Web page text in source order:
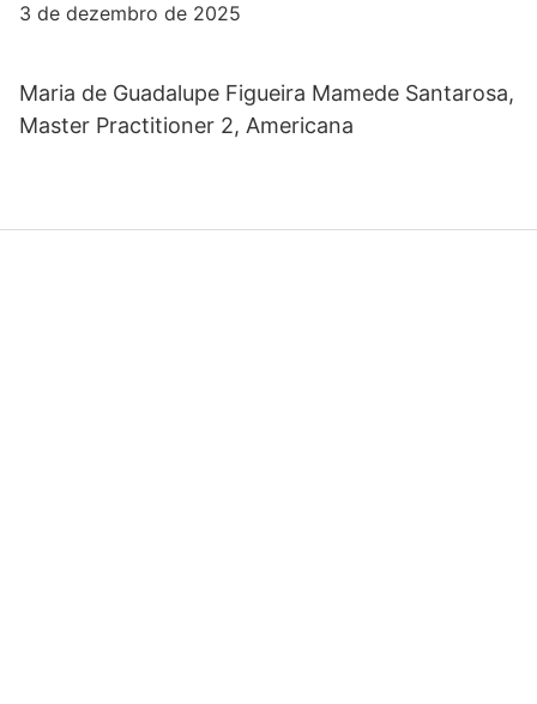
3 de dezembro de 2025
Maria de Guadalupe Figueira Mamede Santarosa,
Master Practitioner 2, Americana